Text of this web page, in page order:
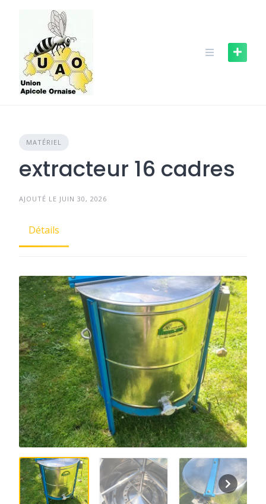
MATÉRIEL
extracteur 16 cadres
AJOUTÉ LE JUIN 30, 2026
Détails